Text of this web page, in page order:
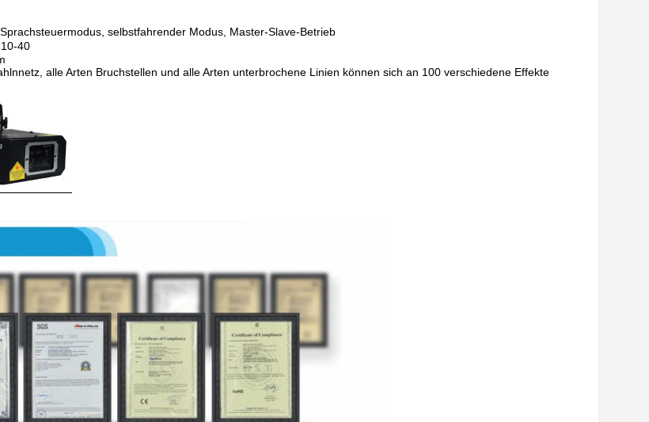
selbstfahrender Modus, Master-Slave-Betrieb
40
alle Arten Bruchstellen und alle Arten unterbrochene Linien können sich an 100 verschiedene Effekte